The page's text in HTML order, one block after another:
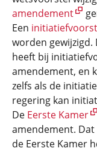
amendement
Een
worden gewijzigd.
heeft bij
amendement, en
zelfs als de
regering kan
De Eerste Kamer
amendement.
de Eerste Kamer